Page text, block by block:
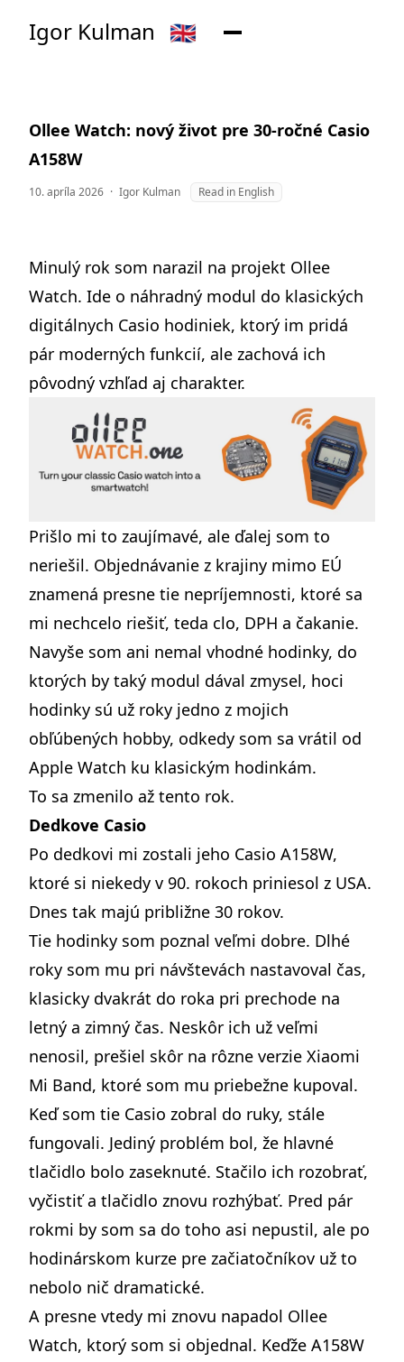
Igor Kulman 🇬🇧
Ollee Watch: nový život pre 30-ročné Casio
A158W
10. apríla 2026 · Igor Kulman Read in English
Minulý rok som narazil na projekt Ollee
Watch. Ide o náhradný modul do klasických
digitálnych Casio hodiniek, ktorý im pridá
pár moderných funkcií, ale zachová ich
pôvodný vzhľad aj charakter.
Prišlo mi to zaujímavé, ale ďalej som to
neriešil. Objednávanie z krajiny mimo EÚ
znamená presne tie nepríjemnosti, ktoré sa
mi nechcelo riešiť, teda clo, DPH a čakanie.
Navyše som ani nemal vhodné hodinky, do
ktorých by taký modul dával zmysel, hoci
hodinky sú už roky jedno z mojich
obľúbených hobby, odkedy som sa vrátil od
Apple Watch ku klasickým hodinkám.
To sa zmenilo až tento rok.
Dedkove Casio
Po dedkovi mi zostali jeho Casio A158W,
ktoré si niekedy v 90. rokoch priniesol z USA.
Dnes tak majú približne 30 rokov.
Tie hodinky som poznal veľmi dobre. Dlhé
roky som mu pri návštevách nastavoval čas,
klasicky dvakrát do roka pri prechode na
letný a zimný čas. Neskôr ich už veľmi
nenosil, prešiel skôr na rôzne verzie Xiaomi
Mi Band, ktoré som mu priebežne kupoval.
Keď som tie Casio zobral do ruky, stále
fungovali. Jediný problém bol, že hlavné
tlačidlo bolo zaseknuté. Stačilo ich rozobrať,
vyčistiť a tlačidlo znovu rozhýbať. Pred pár
rokmi by som sa do toho asi nepustil, ale po
hodinárskom kurze pre začiatočníkov už to
nebolo nič dramatické.
A presne vtedy mi znovu napadol Ollee
Watch, ktorý som si objednal. Keďže A158W